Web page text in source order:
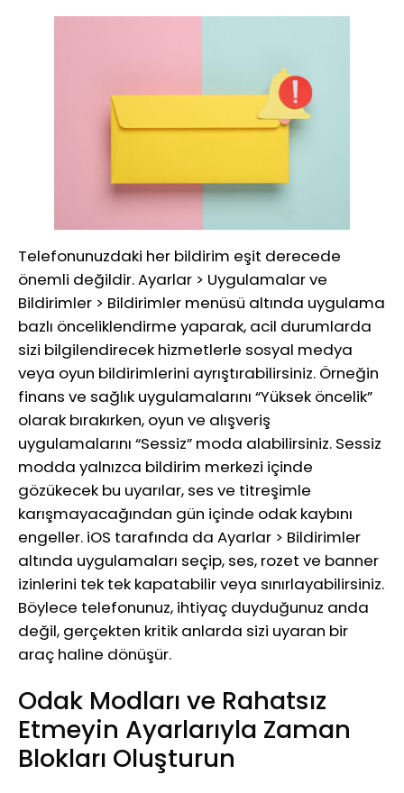
Telefonunuzdaki her bildirim eşit derecede
önemli değildir. Ayarlar > Uygulamalar ve
Bildirimler > Bildirimler menüsü altında uygulama
bazlı önceliklendirme yaparak, acil durumlarda
sizi bilgilendirecek hizmetlerle sosyal medya
veya oyun bildirimlerini ayrıştırabilirsiniz. Örneğin
finans ve sağlık uygulamalarını “Yüksek öncelik”
olarak bırakırken, oyun ve alışveriş
uygulamalarını “Sessiz” moda alabilirsiniz. Sessiz
modda yalnızca bildirim merkezi içinde
gözükecek bu uyarılar, ses ve titreşimle
karışmayacağından gün içinde odak kaybını
engeller. iOS tarafında da Ayarlar > Bildirimler
altında uygulamaları seçip, ses, rozet ve banner
izinlerini tek tek kapatabilir veya sınırlayabilirsiniz.
Böylece telefonunuz, ihtiyaç duyduğunuz anda
değil, gerçekten kritik anlarda sizi uyaran bir
araç haline dönüşür.
Odak Modları ve Rahatsız
Etmeyin Ayarlarıyla Zaman
Blokları Oluşturun